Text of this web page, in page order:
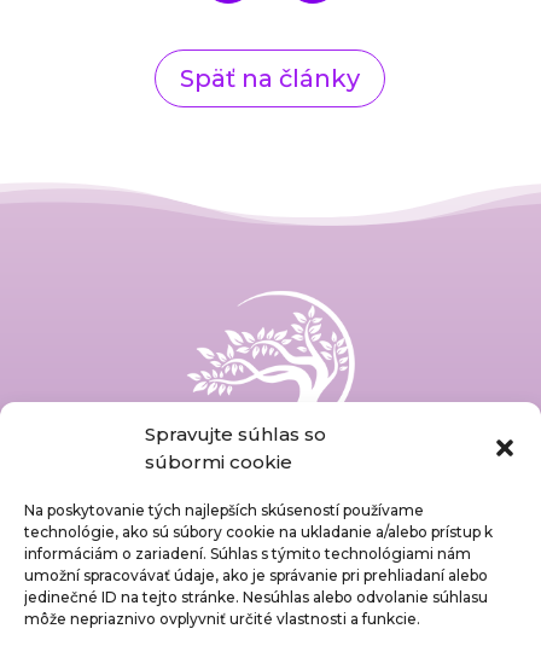
Spravujte súhlas so
súbormi cookie
Na poskytovanie tých najlepších skúseností používame
technológie, ako sú súbory cookie na ukladanie a/alebo prístup k
informáciám o zariadení. Súhlas s týmito technológiami nám
umožní spracovávať údaje, ako je správanie pri prehliadaní alebo
jedinečné ID na tejto stránke. Nesúhlas alebo odvolanie súhlasu
môže nepriaznivo ovplyvniť určité vlastnosti a funkcie.
Späť na články
Ochrana osobných údajov
Zásady cookies
Práva pacientov
Dotazník spokojnosti
Cenník služieb